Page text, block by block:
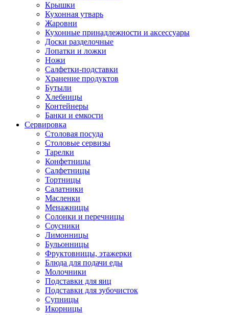
Крышки
Кухонная утварь
Жаровни
Кухонные принадлежности и аксессуары
Доски разделочные
Лопатки и ложки
Ножи
Салфетки-подставки
Хранение продуктов
Бутыли
Хлебницы
Контейнеры
Банки и емкости
Сервировка
Столовая посуда
Столовые сервизы
Тарелки
Конфетницы
Салфетницы
Тортницы
Салатники
Масленки
Менажницы
Солонки и перечницы
Соусники
Лимонницы
Бульонницы
Фруктовницы, этажерки
Блюда для подачи еды
Молочники
Подставки для яиц
Подставки для зубочисток
Супницы
Икорницы